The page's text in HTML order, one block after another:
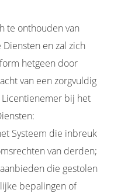
te onthouden van
en zal zich
hetgeen door
van een zorgvuldig
bij het
Systeem die inbreuk
van derden;
die gestolen
bepalingen of